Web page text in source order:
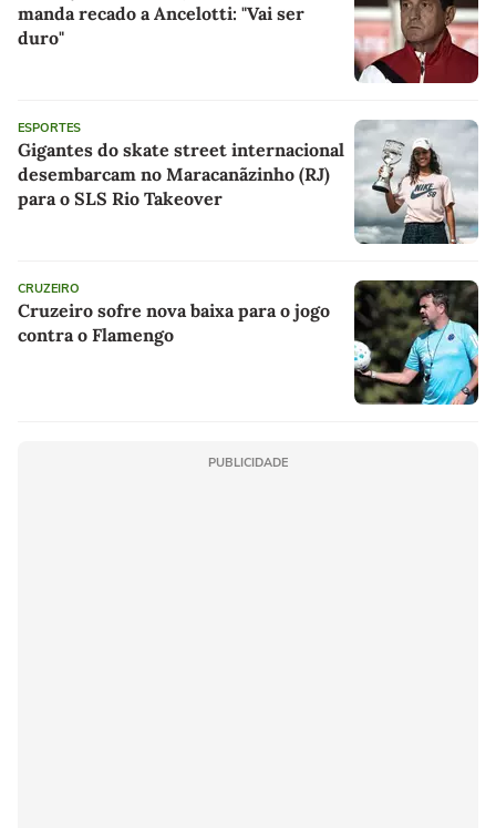
manda recado a Ancelotti: "Vai ser
duro"
ESPORTES
Gigantes do skate street internacional
desembarcam no Maracanãzinho (RJ)
para o SLS Rio Takeover
CRUZEIRO
Cruzeiro sofre nova baixa para o jogo
contra o Flamengo
PUBLICIDADE